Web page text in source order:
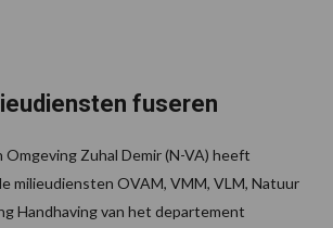
fuseren
Omgeving Zuhal Demir (N-VA) heeft
milieudiensten OVAM, VMM, VLM, Natuur
Handhaving van het departement